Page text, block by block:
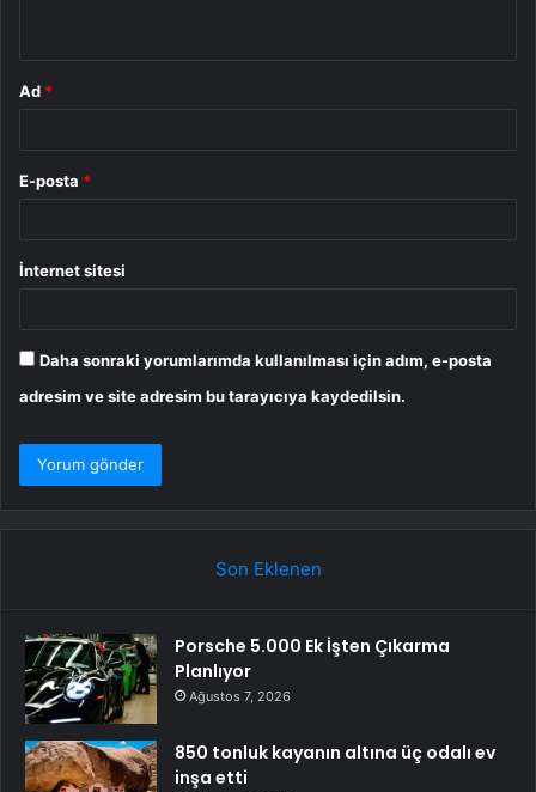
Ad *
E-posta *
İnternet sitesi
Daha sonraki yorumlarımda kullanılması için adım, e-posta
adresim ve site adresim bu tarayıcıya kaydedilsin.
Son Eklenen
Porsche 5.000 Ek İşten Çıkarma
Planlıyor
Ağustos 7, 2026
850 tonluk kayanın altına üç odalı ev
inşa etti